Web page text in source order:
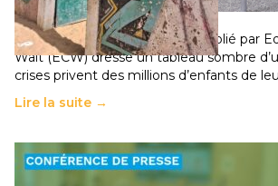
11 juillet 2026- National
Un nouveau rapport mondial publié par
Wait (ECW) dresse un tableau sombre
crises privent des millions d’enfants de
Lire la suite →